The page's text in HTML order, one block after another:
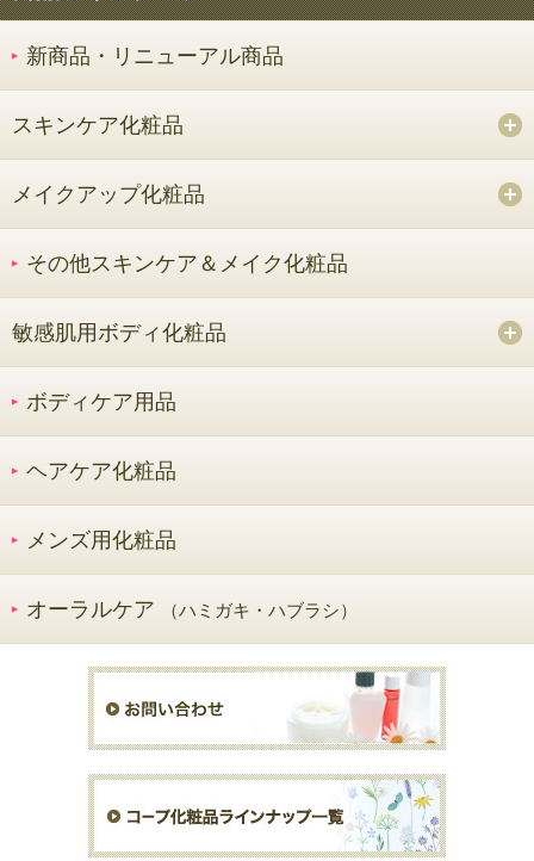
新商品・リニューアル商品
スキンケア化粧品
メイクアップ化粧品
その他スキンケア＆メイク化粧品
敏感肌用ボディ化粧品
ボディケア用品
ヘアケア化粧品
メンズ用化粧品
オーラルケア （ハミガキ・ハブラシ）